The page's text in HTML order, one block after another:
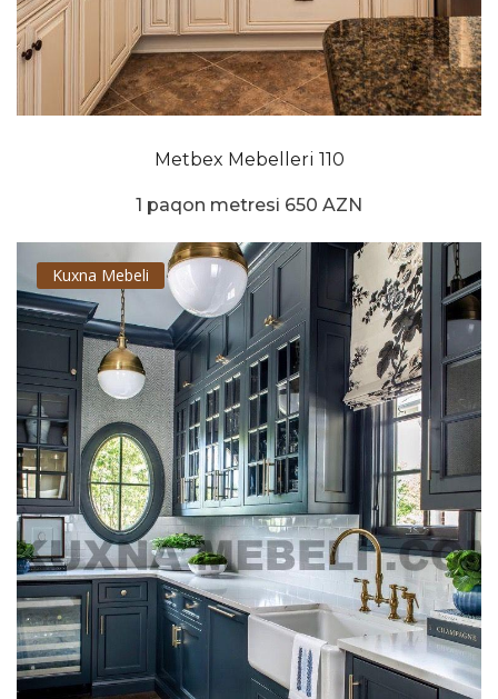
Metbex Mebelleri 110
1 paqon metresi 650 AZN
Kuxna Mebeli